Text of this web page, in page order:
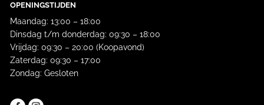
OPENINGSTIJDEN
Maandag: 13:00 – 18:00
Dinsdag t/m donderdag: 09:30 – 18:00
Vrijdag: 09:30 – 20:00 (Koopavond)
Zaterdag: 09:30 – 17:00
Zondag: Gesloten